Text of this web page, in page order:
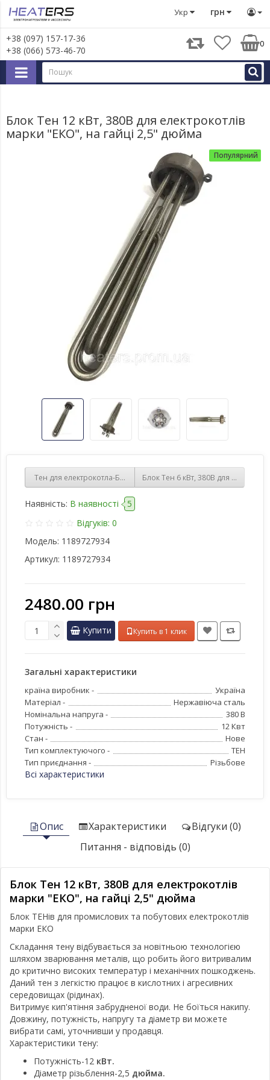
грн
Укр
+38 (097) 157-17-36
+38 (066) 573-46-70
0
Тени Блок тени Блок Тен 12 кВт, 380В для
Блок Тен 12 кВт, 380В для електрокотлів
марки "ЕКО", на гайці 2,5" дюйма
Популярний
Тен для електрокотла-Блок ТЕН 220/380В 4,5 кВт / 290мм /
Блок Тен 6 кВт, 380В для
Наявність: В наявності
5
Відгуків: 0
Модель: 1189727934
Артикул: 1189727934
2480.00 грн
Купити Купить в 1 клик
Загальні характеристики
країна виробник -
Україна
Матеріал -
Нержавіюча сталь
Номінальна напруга -
380 В
Потужність -
12 Квт
Стан -
Нове
Тип комплектуючого -
ТЕН
Тип приєднання -
Різьбове
Всі характеристики
Опис Характеристики
Відгуки (0)
Питання - відповідь (0)
Блок Тен 12 кВт, 380В для електрокотлів
марки "ЕКО", на гайці 2,5" дюйма
Блок ТЕНів для промислових та побутових електрокотлів
марки ЕКО
Складання тену відбувається за новітньою технологією
шляхом зварювання металів, що робить його витривалим
до критично високих температур і механічних пошкоджень.
Даний тен з легкістю працює в кислотних і агресивних
середовищах (рідинах).
Витримує кип'ятіння забрудненої води. Не боїться накипу.
Довжину, потужність, напругу та діаметр ви можете
вибрати самі, уточнивши у продавця.
Характеристики тену:
Потужність-12 кВт.
Діаметр різьблення-2,5 дюйма.